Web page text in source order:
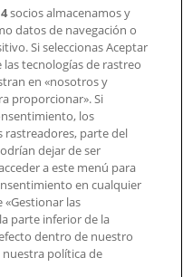
la web o en la
socios almacenamos y
datos de navegación o
Si seleccionas Aceptar
tecnologías de rastreo
en «nosotros y
proporcionar». Si
los
rastreadores, parte del
dejar de ser
a este menú para
en cualquier
las
parte inferior de la
dentro de nuestro
nuestra política de